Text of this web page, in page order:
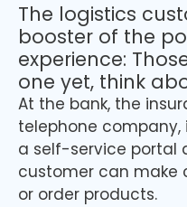
The logistics
booster of the
experience:
one yet, think
At the bank, the
telephone
a self-service portal
customer can make
or order products.